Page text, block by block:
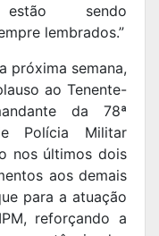
sendo
lembrados.”
próxima semana,
ao Tenente-
da 78ª
Polícia Militar
nos últimos dois
aos demais
para a atuação
reforçando a